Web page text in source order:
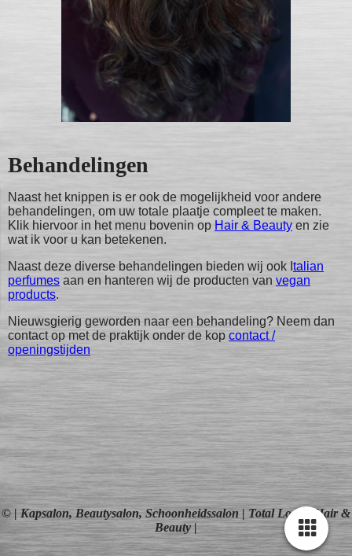
Behandelingen
Naast het knippen is er ook de mogelijkheid voor andere
behandelingen, om uw totale plaatje compleet te maken.
Klik hiervoor in het menu bovenin op Hair & Beauty en zie
wat ik voor u kan betekenen.
Naast deze diverse behandelingen bieden wij ook I talian
perfumes aan en hanteren wij de producten van vegan
products.
Nieuwsgierig geworden naar een behandeling? Neem dan
contact op met de praktijk onder de kop contact /
openingstijden
© | Kapsalon, Beautysalon, Schoonheidssalon | Total Look - Hair &
Beauty |